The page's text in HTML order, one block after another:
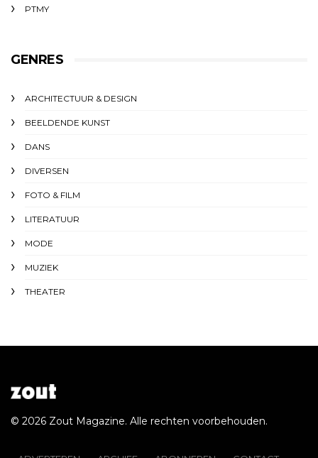
PTMY
GENRES
ARCHITECTUUR & DESIGN
BEELDENDE KUNST
DANS
DIVERSEN
FOTO & FILM
LITERATUUR
MODE
MUZIEK
THEATER
© 2026 Zout Magazine. Alle rechten voorbehouden.